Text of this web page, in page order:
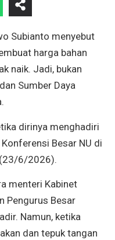
Subianto menyebut
harga bahan
naik. Jadi, bukan
Sumber Daya
dirinya menghadiri
Besar NU di
(23/6/2026).
menteri Kabinet
Pengurus Besar
Namun, ketika
dan tepuk tangan